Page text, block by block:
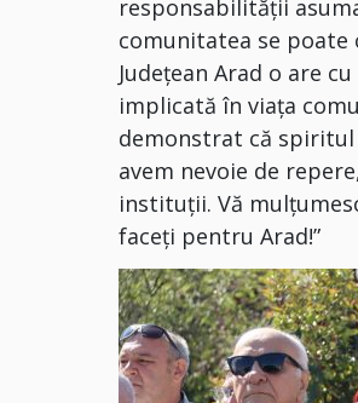
responsabilității
comunitatea se poate
Județean Arad o are
implicată în viața
demonstrat că
avem nevoie de
instituții. Vă
faceți pentru Arad!”